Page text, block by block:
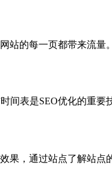
站的每一页都带来流量。
间表是SEO优化的重
果，通过站点了解站